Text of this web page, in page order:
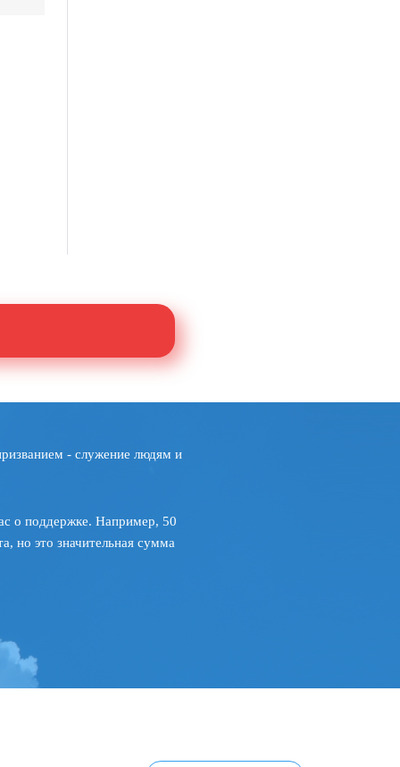
- служение людям и
о поддержке. Например, 50
но это значительная сумма